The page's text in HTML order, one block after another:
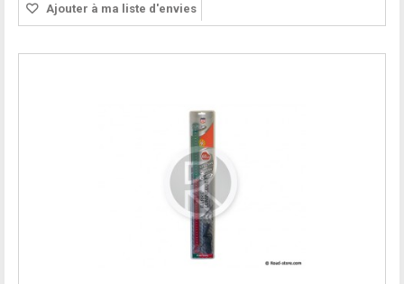
Ajouter à ma liste d'envies